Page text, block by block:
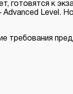
готовятся к
Advanced Level.
требования